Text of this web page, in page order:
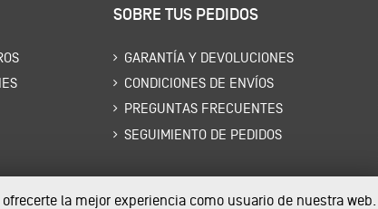
SOBRE TUS PEDIDOS
GARANTÍA Y DEVOLUCIONES
CONDICIONES DE ENVÍOS
PREGUNTAS FRECUENTES
SEGUIMIENTO DE PEDIDOS
la mejor experiencia como usuario de nuestra web.